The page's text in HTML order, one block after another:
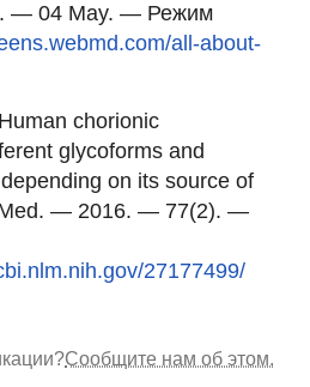
— 04 May. — Режим
all-about-
chorionic
glycoforms and
on its source of
— 2016. — 77(2). —
27177499/
Сообщите нам об этом.